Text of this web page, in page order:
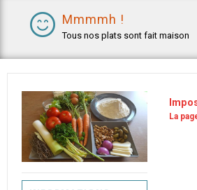
Mmmmh !
Tous nos plats sont fait maison
La